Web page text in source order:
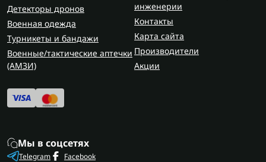
Детекторы дронов
Военная одежда
Турникеты и бандажи
Военные/тактические аптечки
(AMЗИ)
инженерии
Контакты
Карта сайта
Производители
Акции
Мы в соцсетях
Telegram Facebook